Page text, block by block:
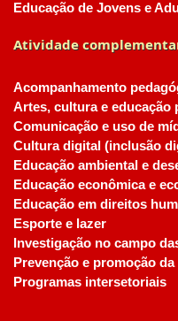
Educação de Jovens e
Atividade
Acompanhamento
Artes, cultura e educação
Comunicação e uso de
Cultura digital (inclusão
Educação ambiental e
Educação econômica e
Educação em direitos
Esporte e lazer
Investigação no campo
Prevenção e promoção da
Programas intersetoriais